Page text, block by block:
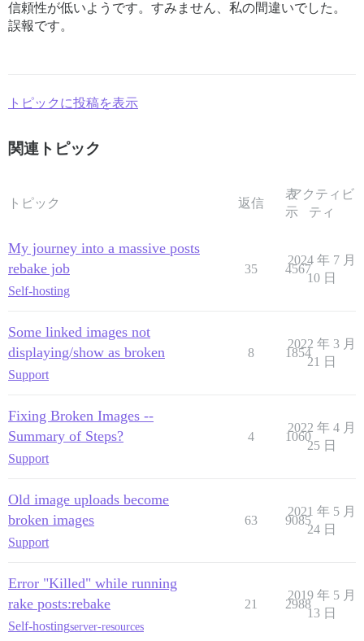
信頼性が低いようです。すみません、私の間違いでした。
誤報です。
トピックに投稿を表示
関連トピック
トピック 返信
表
示
アクティビ
ティ
My journey into a massive posts
rebake job
Self-hosting
35 4567
2024 年 7 月
10 日
Some linked images not
displaying/show as broken
Support
8 1854
2022 年 3 月
21 日
Fixing Broken Images --
Summary of Steps?
Support
4 1060
2022 年 4 月
25 日
Old image uploads become
broken images
Support
63 9085
2021 年 5 月
24 日
Error "Killed" while running
rake posts:rebake
Self-hostingserver-resources
21 2988
2019 年 5 月
13 日